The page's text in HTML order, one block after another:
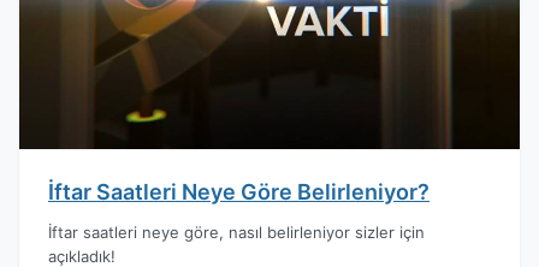
İftar Saatleri Neye Göre Belirleniyor?
İftar saatleri neye göre, nasıl belirleniyor sizler için
açıkladık!